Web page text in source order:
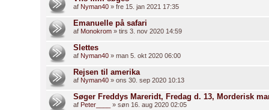
af Nyman40 » fre 15. jan 2021 17:35
Emanuelle på safari
af Monokrom » tirs 3. nov 2020 14:59
Slettes
af Nyman40 » man 5. okt 2020 06:00
Rejsen til amerika
af Nyman40 » ons 30. sep 2020 10:13
Søger Freddys Mareridt, Fredag d. 13, Morderisk
af Peter____ » søn 16. aug 2020 02:05